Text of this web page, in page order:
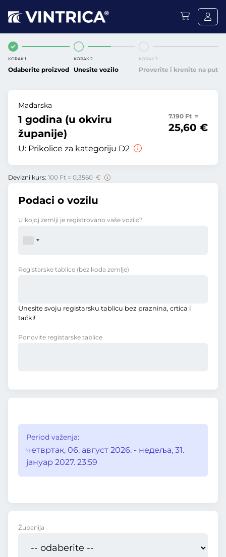
KORAK 1
Odaberite proizvod
KORAK 2
Unesite vozilo
KORAK 3
Proverite i krenite na put
Mađarska
1 godina (u okviru
županije)
U: Prikolice za kategoriju D2
7.190 Ft =
25,60 €
Devizni kurs: 100 Ft = 0,3560 €
Podaci o vozilu
U kojoj zemlji je registrovano vaše vozilo?
Registarske tablice (bez koda zemlje)
Unesite svoju registarsku tablicu bez praznina, crtica i
tački!
Ponovite registarske tablice
Period važenja:
четвртак, 06. август 2026. - недеља, 31.
јануар 2027. 23:59
Županija